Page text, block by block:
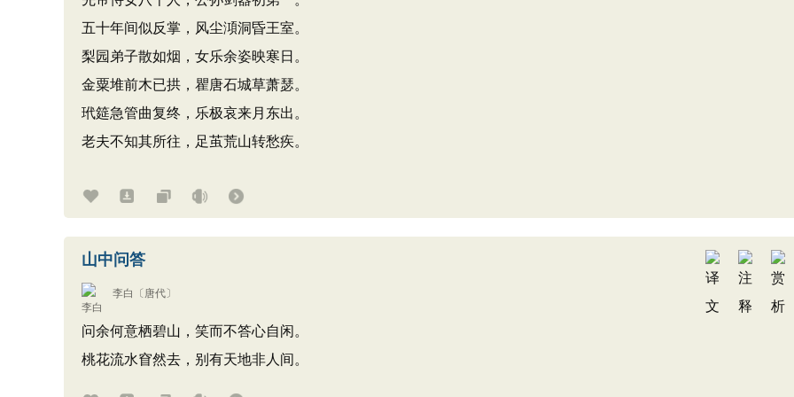
五十年间似反掌，风尘澒洞昏王室。
梨园弟子散如烟，女乐余姿映寒日。
金粟堆前木已拱，瞿唐石城草萧瑟。
玳筵急管曲复终，乐极哀来月东出。
老夫不知其所往，足茧荒山转愁疾。
山中问答
李白 〔唐代〕
问余何意栖碧山，笑而不答心自闲。
桃花流水窅然去，别有天地非人间。